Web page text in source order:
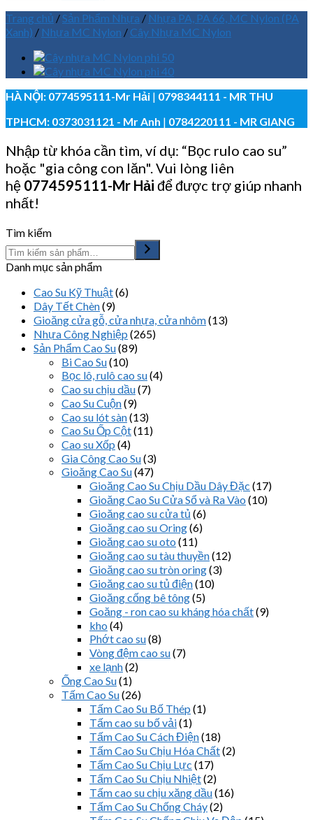
Trang chủ /Sản Phẩm Nhựa / Nhựa PA, PA 66, MC Nylon (PA
Xanh) / Nhựa MC Nylon / Cây Nhựa MC Nylon
HÀ NỘI: 0774595111-Mr Hải | 0798344111 - MR THU
TPHCM: 0373031121 - Mr Anh | 0784220111 - MR GIANG
Nhập từ khóa cần tìm, ví dụ: “Bọc rulo cao su”
hoặc "gia công con lăn". Vui lòng liên
hệ 0774595111-Mr Hải để được trợ giúp nhanh
nhất!
Tìm kiếm
Danh mục sản phẩm
Cao Su Kỹ Thuật(6)
Dây Tết Chèn(9)
Gioăng cửa gỗ, cửa nhựa, cửa nhôm(13)
Nhựa Công Nghiệp (265)
Sản Phẩm Cao Su(89)
Bi Cao Su(10)
Bọc lô, rulô cao su(4)
Cao su chịu dầu(7)
Cao Su Cuộn(9)
Cao su lót sàn(13)
Cao Su Ốp Cột(11)
Cao su Xốp (4)
Gia Công Cao Su(3)
Gioăng Cao Su(47)
Gioăng Cao Su Chịu Dầu Dây Đặc (17)
Gioăng Cao Su Cửa Sổ và Ra Vào (10)
Gioăng cao su cửa tủ (6)
Gioăng cao su Oring(6)
Gioăng cao su oto (11)
Gioăng cao su tàu thuyền(12)
Gioăng cao su tròn oring(3)
Gioăng cao su tủ điện(10)
Gioăng cống bê tông(5)
Goăng - ron cao su kháng hóa chất(9)
kho (4)
Phớt cao su(8)
Vòng đệm cao su(7)
xe lạnh(2)
Ống Cao Su(1)
Tấm Cao Su(26)
Tấm Cao Su Bố Thép (1)
Tấm cao su bố vải(1)
Tấm Cao Su Cách Điện(18)
Tấm Cao Su Chịu Hóa Chất(2)
Tấm Cao Su Chịu Lực (17)
Tấm Cao Su Chịu Nhiệt(2)
Tấm cao su chịu xăng dầu(16)
Tấm Cao Su Chống Cháy(2)